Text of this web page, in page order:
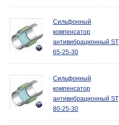
Сильфонный
компенсатор
антивибрационный ST
65-25-30
Сильфонный
компенсатор
антивибрационный ST
80-25-30